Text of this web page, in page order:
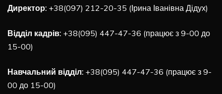
Директор: +38(097) 212-20-35 (Ірина Іванівна Дідух)
Відділ кадрів: +38(095) 447-47-36 (працює з 9-00 до
15-00)
Навчальний відділ: +38(095) 447-47-36 (працює з 9-
00 до 15-00)